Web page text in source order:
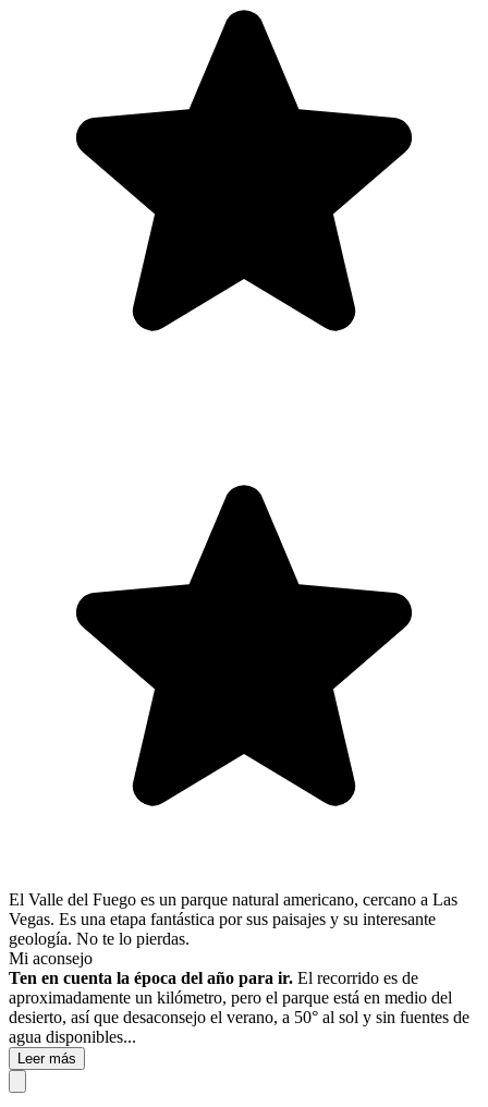
El Valle del Fuego es un parque natural americano, cercano a Las
Vegas. Es una etapa fantástica por sus paisajes y su interesante
geología. No te lo pierdas.
Mi aconsejo
Ten en cuenta la época del año para ir. El recorrido es de
aproximadamente un kilómetro, pero el parque está en medio del
desierto, así que desaconsejo el verano, a 50° al sol y sin fuentes de
agua disponibles...
Leer más